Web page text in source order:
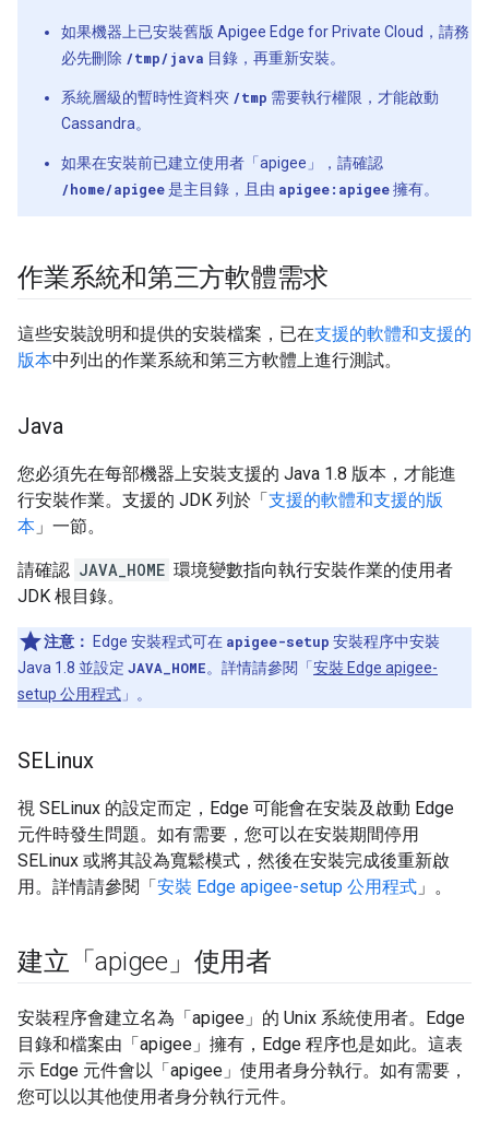
如果機器上已安裝舊版 Apigee Edge for Private Cloud，請務
必先刪除 /tmp/java 目錄，再重新安裝。
系統層級的暫時性資料夾 /tmp 需要執行權限，才能啟動
Cassandra。
如果在安裝前已建立使用者「apigee」，請確認
/home/apigee是主目錄，且由 apigee:apigee擁有。
作業系統和第三方軟體需求
這些安裝說明和提供的安裝檔案，已在支援的軟體和支援的
版本中列出的作業系統和第三方軟體上進行測試。
Java
您必須先在每部機器上安裝支援的 Java 1.8 版本，才能進
行安裝作業。支援的 JDK 列於「支援的軟體和支援的版
本 」一節。
請確認 JAVA_HOME 環境變數指向執行安裝作業的使用者
JDK 根目錄。
注意： Edge 安裝程式可在 apigee-setup 安裝程序中安裝
Java 1.8 並設定 JAVA_HOME。詳情請參閱「 安裝 Edge apigee-
setup 公用程式 」。
SELinux
視 SELinux 的設定而定，Edge 可能會在安裝及啟動 Edge
元件時發生問題。如有需要，您可以在安裝期間停用
SELinux 或將其設為寬鬆模式，然後在安裝完成後重新啟
用。詳情請參閱「安裝 Edge apigee-setup 公用程式 」。
建立「apigee」使用者
安裝程序會建立名為「apigee」的 Unix 系統使用者。Edge
目錄和檔案由「apigee」擁有，Edge 程序也是如此。這表
示 Edge 元件會以「apigee」使用者身分執行。如有需要，
您可以以其他使用者身分執行元件。